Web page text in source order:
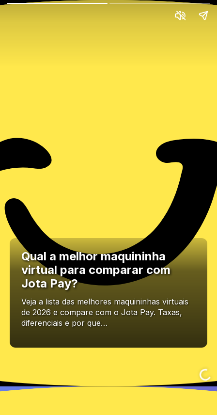
Qual a melhor maquininha
virtual para comparar com
Jota Pay?
Veja a lista das melhores maquininhas virtuais
de 2026 e compare com o Jota Pay. Taxas,
diferenciais e por que…